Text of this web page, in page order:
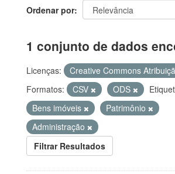
Ordenar por
1 conjunto de dados
Licenças:
Creative Commons
Formatos:
CSV ODS
Bens imóveis
Patrimônio
Administração
Filtrar Resultados